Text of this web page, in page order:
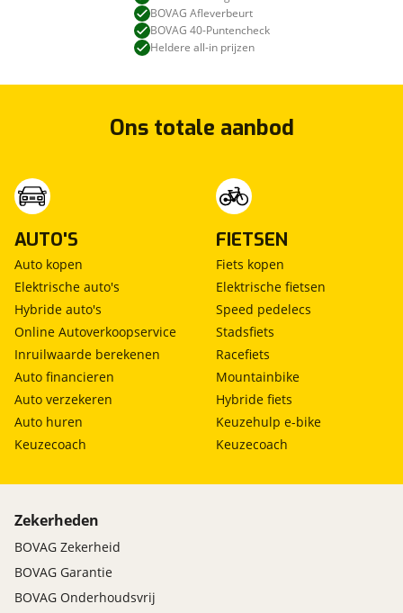
viaBOVAG.nl verwerkt je persoonsgegevens
om je aanvraag zo goed mogelijk bij de
Telefoonnummer (optioneel)
aanbieder te brengen. Lees hier meer over in
privacyverklaring
Kan je ons nog meer vertellen? (optioneel)
Stuur mijn bevinding door
BOVAG Afleverbeurt
BOVAG 40-Puntencheck
Heldere all-in prijzen
Ons totale aanbod
AUTO'S
Auto kopen
Elektrische auto's
Hybride auto's
Online Autoverkoopservice
Inruilwaarde berekenen
Auto financieren
Auto verzekeren
Auto huren
Keuzecoach
FIETSEN
Fiets kopen
Elektrische fietsen
Speed pedelecs
Stadsfiets
Racefiets
Mountainbike
Hybride fiets
Keuzehulp e-bike
Keuzecoach
Zekerheden
BOVAG Zekerheid
BOVAG Garantie
BOVAG Onderhoudsvrij